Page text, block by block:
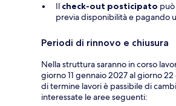
Il check-out posticipato
previa disponibilità e pagando
Periodi di rinnovo e chiusura
Nella struttura saranno in corso
giorno 11 gennaio 2027 al giorno
di termine lavori è passibile di
interessate le aree seguenti: